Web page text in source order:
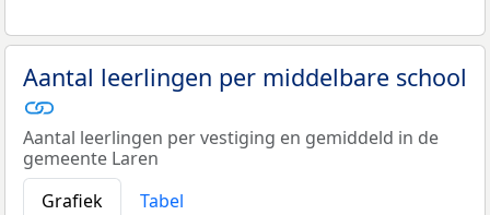
Aantal leerlingen per middelbare school
Aantal leerlingen per vestiging en gemiddeld in de
gemeente Laren
Grafiek
Tabel